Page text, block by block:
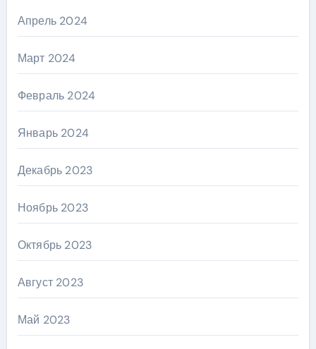
Апрель 2024
Март 2024
Февраль 2024
Январь 2024
Декабрь 2023
Ноябрь 2023
Октябрь 2023
Август 2023
Май 2023